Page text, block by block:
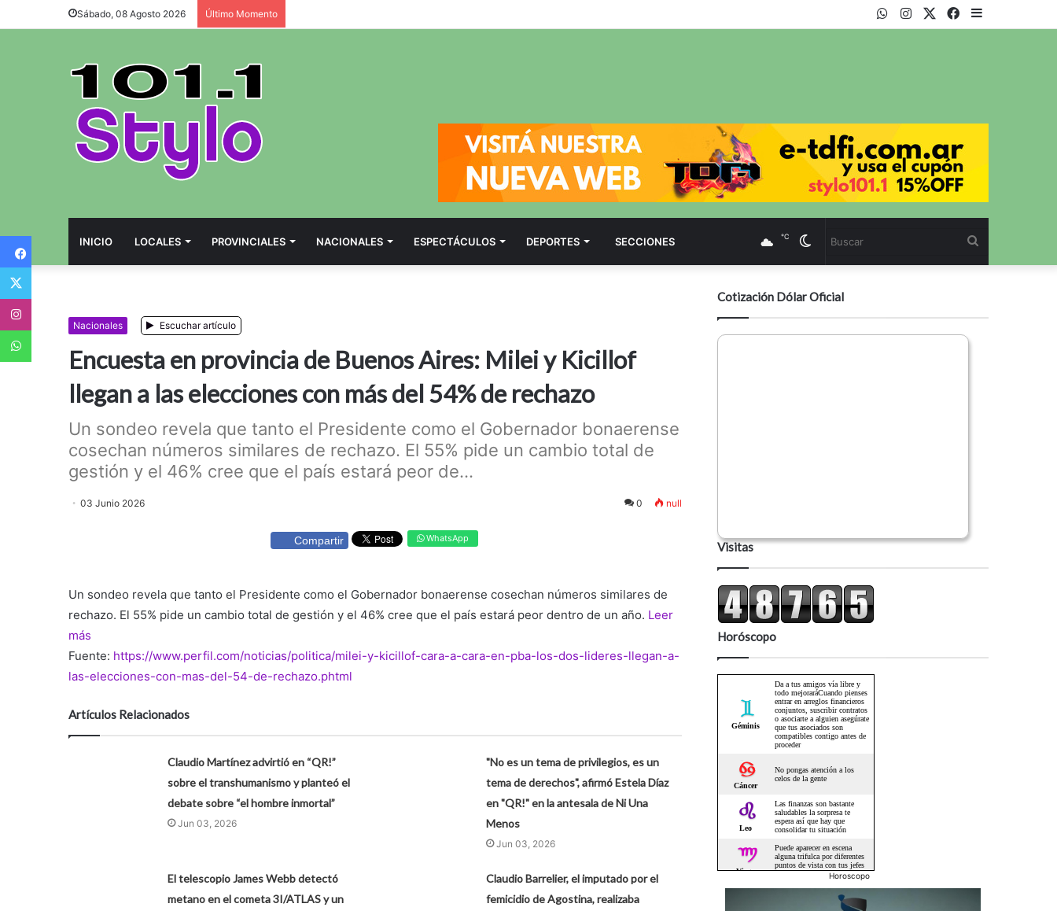
Sábado, 08 Agosto 2026 Último Momento Facebook
Twitter
Instagram
WhatsApp
INICIO LOCALES PROVINCIALES NACIONALES ESPECTÁCULOS DEPORTES SECCIONES Cambiar
modo
℃
Nacionales Escuchar artículo
Encuesta en provincia de Buenos Aires: Milei y Kicillof
llegan a las elecciones con más del 54% de rechazo
Un sondeo revela que tanto el Presidente como el Gobernador bonaerense
cosechan números similares de rechazo. El 55% pide un cambio total de
gestión y el 46% cree que el país estará peor de...
03 Junio 2026 0 null
Compartir WhatsApp
Un sondeo revela que tanto el Presidente como el Gobernador bonaerense cosechan números similares de
rechazo. El 55% pide un cambio total de gestión y el 46% cree que el país estará peor dentro de un año. Leer
más
Fuente: https://www.perfil.com/noticias/politica/milei-y-kicillof-cara-a-cara-en-pba-los-dos-lideres-llegan-a-
las-elecciones-con-mas-del-54-de-rechazo.phtml
Artículos Relacionados
Claudio Martínez advirtió en “QR!”
sobre el transhumanismo y planteó el
debate sobre “el hombre inmortal”
Jun 03, 2026
"No es un tema de privilegios, es un
tema de derechos", afirmó Estela Díaz
en "QR!" en la antesala de Ni Una
Menos
Jun 03, 2026
El telescopio James Webb detectó
metano en el cometa 3I/ATLAS y un
Claudio Barrelier, el imputado por el
femicidio de Agostina, realizaba
Cotización Dólar Oficial
Visitas
Horóscopo
Horoscopo
Facebook
Twitter
WhatsApp